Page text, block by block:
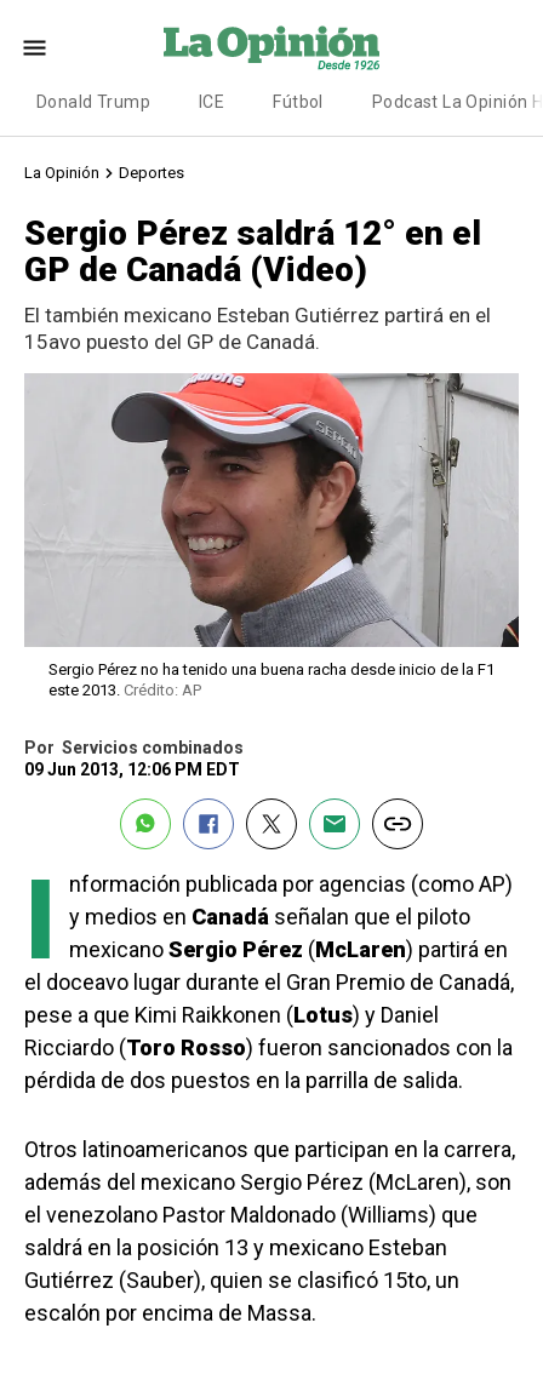
Donald Trump ICE Fútbol Podcast La Opinión
La Opinión Deportes
Sergio Pérez saldrá 12° en el
GP de Canadá (Video)
El también mexicano Esteban Gutiérrez partirá en el
15avo puesto del GP de Canadá.
Sergio Pérez no ha tenido una buena racha desde inicio de la F1
este 2013. Crédito: AP
Por Servicios combinados
09 Jun 2013, 12:06 PM EDT
I
nformación publicada por agencias (como AP)
y medios en Canadá señalan que el piloto
mexicanoSergio Pérez (McLaren) partirá en
el doceavo lugar durante el Gran Premio de Canadá,
pese a que Kimi Raikkonen (Lotus) y Daniel
Ricciardo (Toro Rosso) fueron sancionados con la
pérdida de dos puestos en la parrilla de salida.
Otros latinoamericanos que participan en la carrera,
además del mexicano Sergio Pérez (McLaren), son
el venezolano Pastor Maldonado (Williams) que
saldrá en la posición 13 y mexicano Esteban
Gutiérrez (Sauber), quien se clasificó 15to, un
escalón por encima de Massa.